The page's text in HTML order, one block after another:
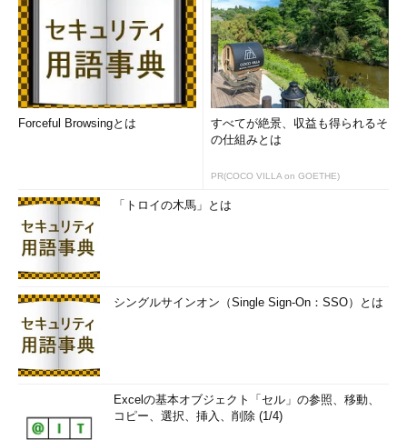
Forceful Browsingとは
すべてが絶景、収益も得られるそ
の仕組みとは
PR(COCO VILLA on GOETHE)
「トロイの木馬」とは
シングルサインオン（Single Sign-On：SSO）とは
Excelの基本オブジェクト「セル」の参照、移動、
コピー、選択、挿入、削除 (1/4)